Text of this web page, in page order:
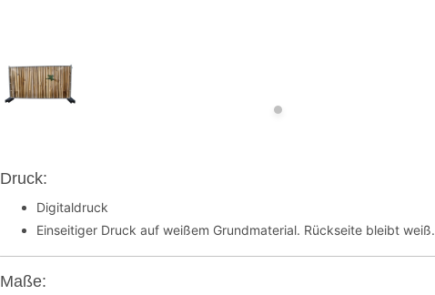
Druck:
Digitaldruck
Einseitiger Druck auf weißem Grundmaterial. Rückseite bleibt weiß.
Maße: